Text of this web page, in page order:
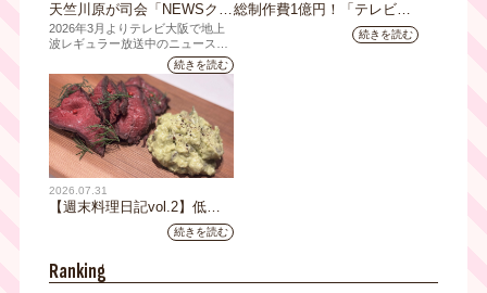
天竺川原が司会「NEWSクラ
イシス」チャンネル登録者数
10万人突破！テレビ大阪の番
組史上最速記録を更新
2026年3月よりテレビ大阪で地上
波レギュラー放送中のニュース番
組「NEWSクライシス」が、この
たび2026年7月12日(日)に、
YouTubeチャンネル登録者数10万
人を達成しました。
続きを読む
総制作費1億円！「テレビ大
阪ネクストIPプロジェクト」
第1弾採用企画が決定 第2弾
続きを読む
2026.07.31
【週末料理日記vol.2】低温
調理機で作るローストビーフ
続きを読む
Ranking